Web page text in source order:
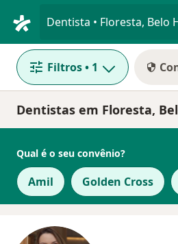
Filtros• 1
Dentistas em Floresta,
Qual é o seu convênio?
Amil Golden Cross